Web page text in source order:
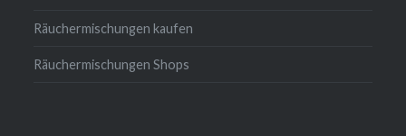
Räuchermischungen kaufen
Räuchermischungen Shops